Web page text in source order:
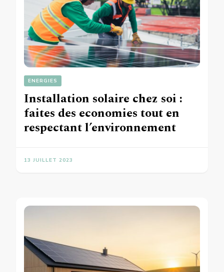
ENERGIES
Installation solaire chez soi :
faites des economies tout en
respectant l’environnement
13 JUILLET 2023